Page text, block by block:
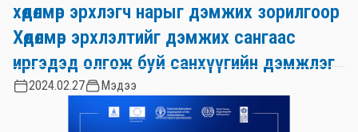
хөдөлмөр эрхлэгч нарыг дэмжих зорилгоор
Хөдөлмөр эрхлэлтийг дэмжих сангаас
иргэдэд олгож буй санхүүгийн дэмжлэг
2024.02.27 Мэдээ